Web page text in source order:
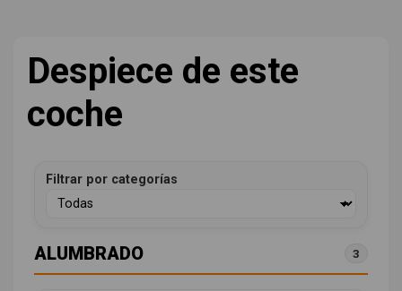
Despiece de este
coche
Filtrar por categorías
ALUMBRADO 3